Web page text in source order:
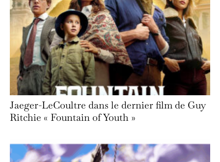
Jaeger-LeCoultre dans le dernier film de Guy
Ritchie « Fountain of Youth »